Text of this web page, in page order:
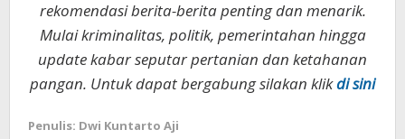
rekomendasi berita-berita penting dan menarik.
Mulai kriminalitas, politik, pemerintahan hingga
update kabar seputar pertanian dan ketahanan
pangan. Untuk dapat bergabung silakan klikdi sini
Penulis: Dwi Kuntarto Aji